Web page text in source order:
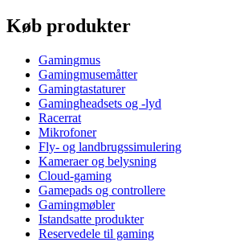
Køb produkter
Gamingmus
Gamingmusemåtter
Gamingtastaturer
Gamingheadsets og -lyd
Racerrat
Mikrofoner
Fly- og landbrugssimulering
Kameraer og belysning
Cloud-gaming
Gamepads og controllere
Gamingmøbler
Istandsatte produkter
Reservedele til gaming